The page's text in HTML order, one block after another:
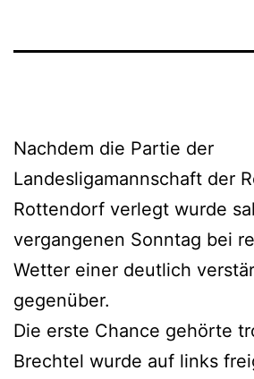
Nachdem die Partie der
Landesligamannschaft der
Rottendorf verlegt wurde
vergangenen Sonntag bei
Wetter einer deutlich
gegenüber.
Die erste Chance gehörte
Brechtel wurde auf links